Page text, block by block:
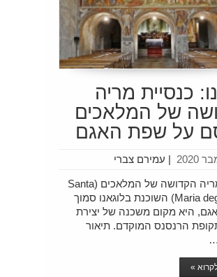
כנסיית מריה
של המלאכים
על שפת האגם
עמירם צברי |
כנסיית מריה הקדושה של המלאכים (Santa
Maria degli Angeli) השוכנת בלוגאנו סמוך
היא מקום משכנה של יצירת
הרנסנס המוקדם. תיאור
»